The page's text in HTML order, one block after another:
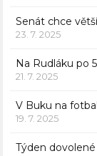
Senát chce
23. 7. 2025
Na Rudláku po
21. 7. 2025
V Buku na
19. 7. 2025
Týden